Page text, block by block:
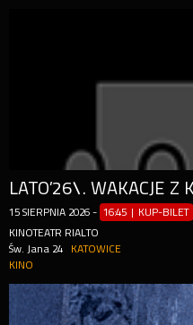
15 SIERPNIA 2026 - 16:45 | KUP-BILET
KINOTEATR RIALTO
Św. Jana 24
KATOWICE
KINO